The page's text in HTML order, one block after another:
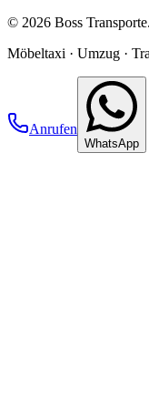
© 2026 Boss Transporte
Möbeltaxi · Umzug ·
Anrufen
WhatsApp